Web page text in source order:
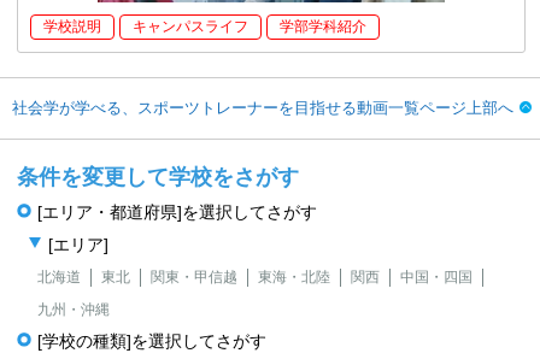
学校説明 キャンパスライフ 学部学科紹介
社会学が学べる、スポーツトレーナーを目指せる動画一覧ページ上部へ
条件を変更して学校をさがす
[エリア・都道府県]を選択してさがす
[エリア]
北海道 東北 関東・甲信越 東海・北陸 関西
中国・四国
九州・沖縄
[学校の種類]を選択してさがす